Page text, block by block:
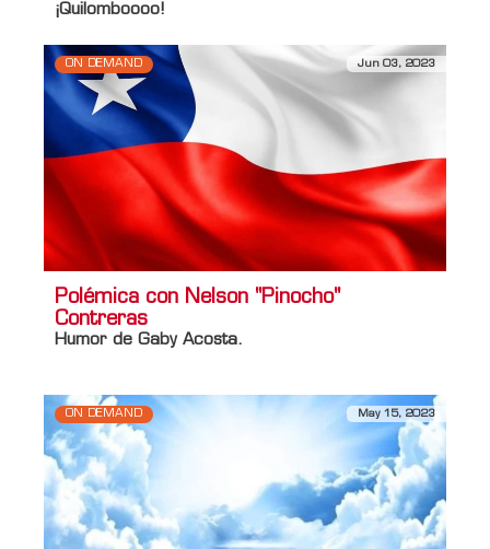
¡Quilomboooo!
ON DEMAND Jun 03, 2023
Polémica con Nelson "Pinocho"
Contreras
Humor de Gaby Acosta.
ON DEMAND May 15, 2023